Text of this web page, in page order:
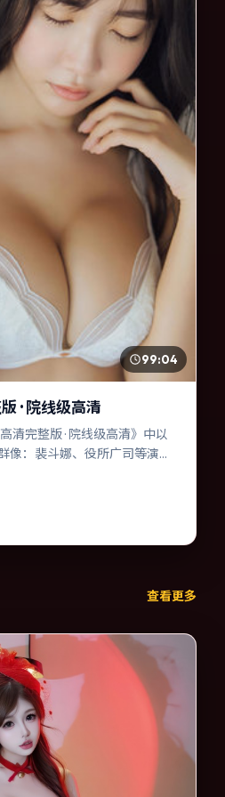
99:04
· 院线级高清
清完整版 · 院线级高清》中以
像：裴斗娜、役所广司等演员
，故事从日常裂缝切入，逐步
统一，情感落点克制有力。
查看更多